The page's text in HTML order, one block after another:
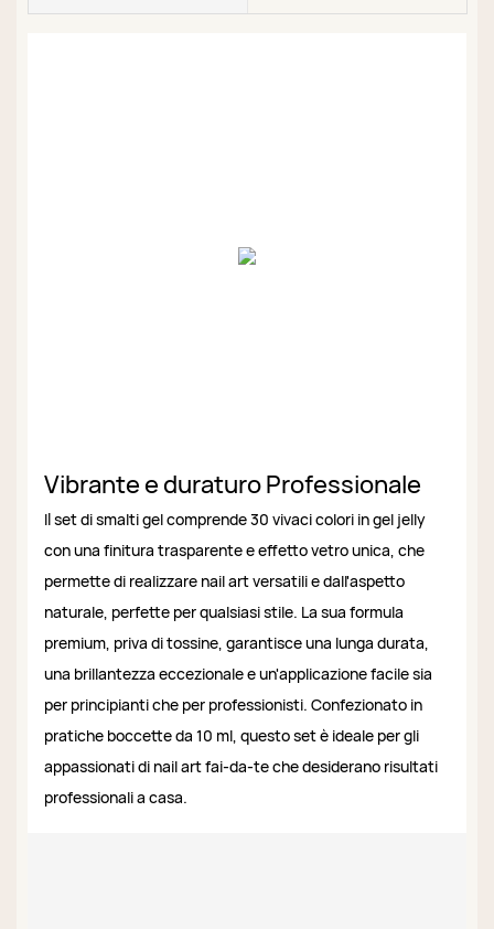
Vibrante e duraturo Professionale
Il set di smalti gel comprende 30 vivaci colori in gel jelly
con una finitura trasparente e effetto vetro unica, che
permette di realizzare nail art versatili e dall'aspetto
naturale, perfette per qualsiasi stile. La sua formula
premium, priva di tossine, garantisce una lunga durata,
una brillantezza eccezionale e un'applicazione facile sia
per principianti che per professionisti. Confezionato in
pratiche boccette da 10 ml, questo set è ideale per gli
appassionati di nail art fai-da-te che desiderano risultati
professionali a casa.